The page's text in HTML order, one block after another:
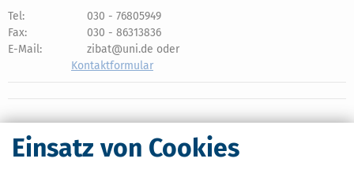
Einsatz von Cookies
Tel:
030 - 76805949
Fax:
030 - 86313836
E-Mail:
zibat@uni.de oder
Kontaktformular